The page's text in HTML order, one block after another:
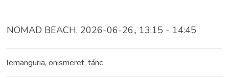
NOMAD BEACH, 2026-06-26., 13:15 - 14:45
lemanguria, önismeret, tánc